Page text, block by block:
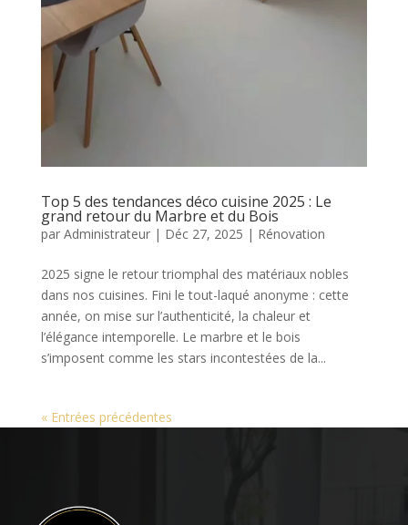
Top 5 des tendances déco cuisine 2025 : Le
grand retour du Marbre et du Bois
par Administrateur| Déc 27, 2025 | Rénovation
2025 signe le retour triomphal des matériaux nobles
dans nos cuisines. Fini le tout-laqué anonyme : cette
année, on mise sur l’authenticité, la chaleur et
l’élégance intemporelle. Le marbre et le bois
s’imposent comme les stars incontestées de la...
« Entrées précédentes